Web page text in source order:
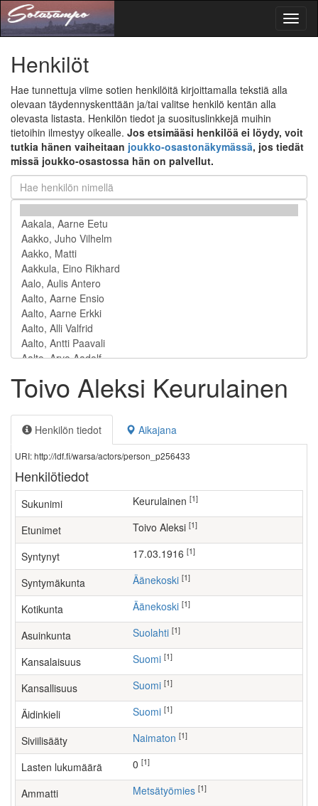
Henkilöt
Hae tunnettuja viime sotien henkilöitä kirjoittamalla tekstiä alla
olevaan täydennyskenttään ja/tai valitse henkilö kentän alla
olevasta listasta. Henkilön tiedot ja suosituslinkkejä muihin
tietoihin ilmestyy oikealle. Jos etsimääsi henkilöä ei löydy, voit
tutkia hänen vaiheitaan joukko-osastonäkymässä, jos tiedät
missä joukko-osastossa hän on palvellut.
Toivo Aleksi Keurulainen
Henkilön tiedot Aikajana
URI: http://ldf.fi/warsa/actors/person_p256433
Henkilötiedot
Sukunimi Keurulainen [1]
Etunimet Toivo Aleksi [1]
Syntynyt 17.03.1916 [1]
Syntymäkunta Äänekoski [1]
Kotikunta Äänekoski [1]
Asuinkunta Suolahti [1]
Kansalaisuus Suomi [1]
Kansallisuus Suomi [1]
Äidinkieli Suomi [1]
Siviilisääty Naimaton [1]
Lasten lukumäärä [1]
Ammatti metsätyömies [1]